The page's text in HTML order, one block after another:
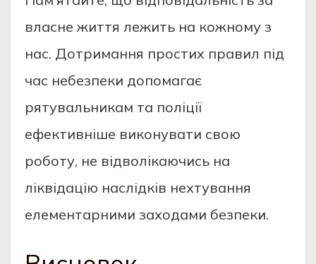
власне життя лежить на кожному з
нас. Дотримання простих правил під
час небезпеки допомагає
рятувальникам та поліції
ефективніше виконувати свою
роботу, не відволікаючись на
ліквідацію наслідків нехтування
елементарними заходами безпеки.